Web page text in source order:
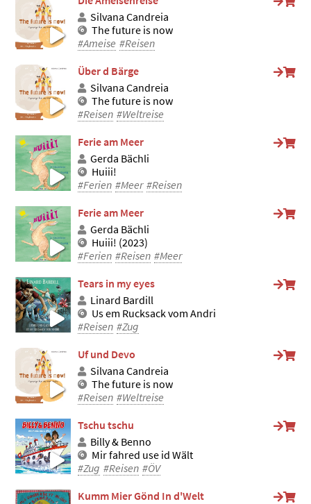
Silvana Candreia
The future is now
#Ameise #Reisen
Über d Bärge
Silvana Candreia
The future is now
#Reisen #Weltreise
Ferie am Meer
Gerda Bächli
Huiii!
#Ferien #Meer #Reisen
Ferie am Meer
Gerda Bächli
Huiii! (2023)
#Ferien #Reisen #Meer
Tears in my eyes
Linard Bardill
Us em Rucksack vom Andri
#Reisen #Zug
Uf und Devo
Silvana Candreia
The future is now
#Reisen #Weltreise
Tschu tschu
Billy & Benno
Mir fahred use id Wält
#Zug #Reisen #ÖV
Kumm Mier Gönd In d'Welt